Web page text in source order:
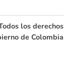
los derechos
de Colombia